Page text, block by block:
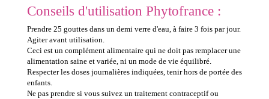
Conseils d'utilisation Phytofrance :
Prendre 25 gouttes dans un demi verre d'eau, à faire 3 fois par jour.
Agiter avant utilisation.
Ceci est un complément alimentaire qui ne doit pas remplacer une
alimentation saine et variée, ni un mode de vie équilibré.
Respecter les doses journalières indiquées, tenir hors de portée des
enfants.
Ne pas prendre si vous suivez un traitement contraceptif ou